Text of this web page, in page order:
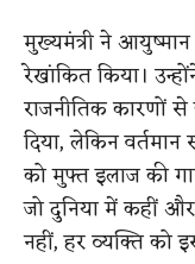
मुख्यमंत्री ने
रेखांकित किया।
राजनीतिक कारणों
दिया, लेकिन
को मुफ्त इलाज की
जो दुनिया में कहीं
नहीं, हर व्यक्ति को